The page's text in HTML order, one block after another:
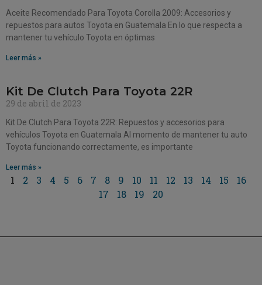
Aceite Recomendado Para Toyota Corolla 2009: Accesorios y
repuestos para autos Toyota en Guatemala En lo que respecta a
mantener tu vehículo Toyota en óptimas
Leer más »
Kit De Clutch Para Toyota 22R
29 de abril de 2023
Kit De Clutch Para Toyota 22R: Repuestos y accesorios para
vehículos Toyota en Guatemala Al momento de mantener tu auto
Toyota funcionando correctamente, es importante
Leer más »
1 2 3 4 5 6 7 8 9 10 11 12 13 14 15
16
17
18 19 20